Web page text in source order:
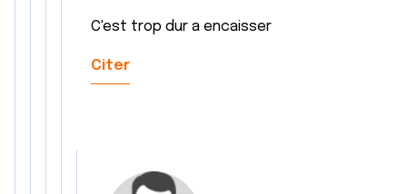
C'est trop dur a encaisser
Citer